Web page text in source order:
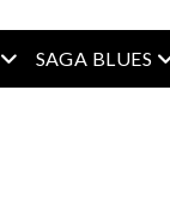
open menu
SAGA BLUES